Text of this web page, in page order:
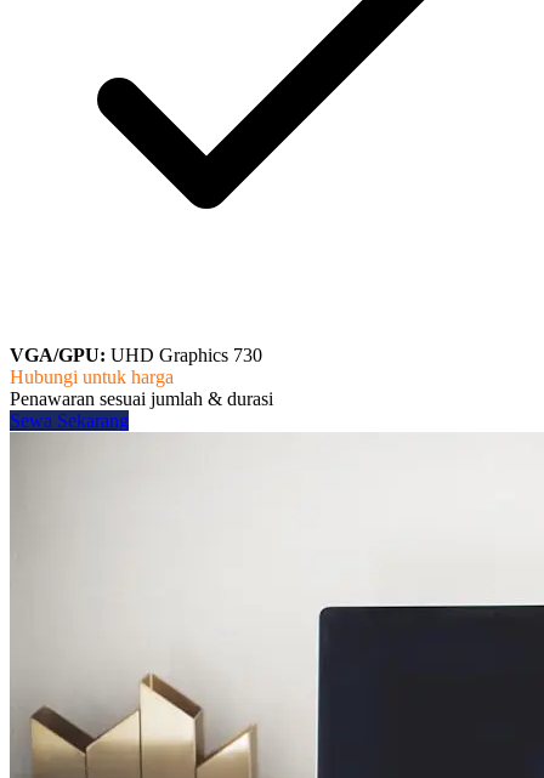
VGA/GPU: UHD Graphics 730
Hubungi untuk harga
Penawaran sesuai jumlah & durasi
Sewa Sekarang